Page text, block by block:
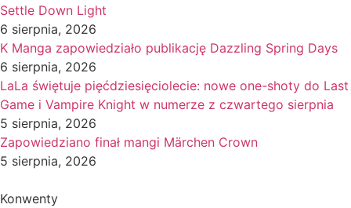
Settle Down Light
6 sierpnia, 2026
K Manga zapowiedziało publikację Dazzling Spring Days
6 sierpnia, 2026
LaLa świętuje pięćdziesięciolecie: nowe one-shoty do Last
Game i Vampire Knight w numerze z czwartego sierpnia
5 sierpnia, 2026
Zapowiedziano finał mangi Märchen Crown
5 sierpnia, 2026
Konwenty